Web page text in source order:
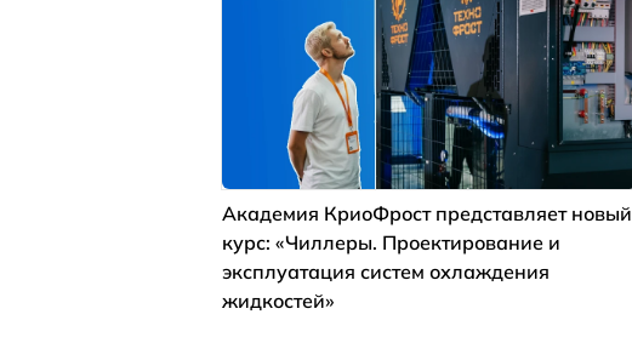
Академия КриоФрост представляет новый
курс: «Чиллеры. Проектирование и
эксплуатация систем охлаждения
жидкостей»